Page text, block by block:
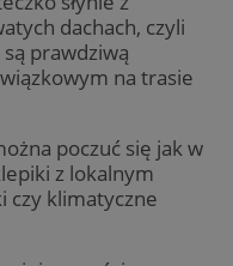
dachach, czyli
prawdziwą
na trasie
poczuć się jak w
z lokalnym
czy klimatyczne